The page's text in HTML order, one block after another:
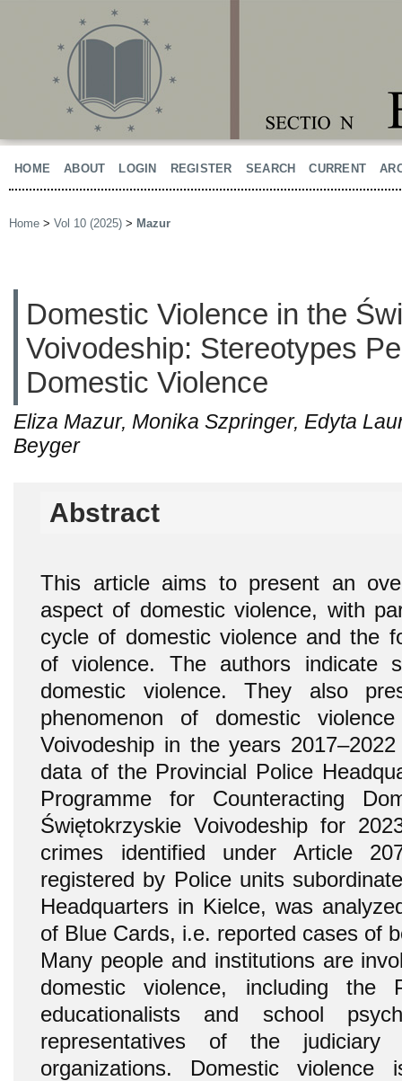
HOME ABOUT LOGIN REGISTER SEARCH CURRENT
Home > Vol 10 (2025) > Mazur
Domestic Violence in the
Voivodeship: Stereotypes
Domestic Violence
Eliza Mazur, Monika Szpringer, Edyta
Beyger
Abstract
This article aims to present an
aspect of domestic violence, with
cycle of domestic violence and the
of violence. The authors indicate
domestic violence. They also
phenomenon of domestic
Voivodeship in the years
data of the Provincial Police
Programme for Counteracting
Świętokrzyskie Voivodeship for
crimes identified under Article
registered by Police units
Headquarters in Kielce, was
of Blue Cards, i.e. reported cases of
Many people and institutions are
domestic violence, including the
educationalists and school
representatives of the judiciary
organizations. Domestic